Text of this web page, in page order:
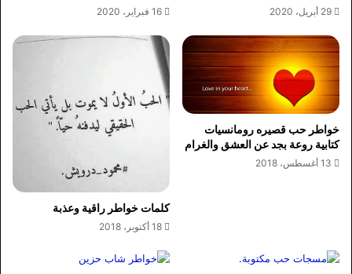
29 أبريل، 2020 16 فبراير، 2020
خواطر حب قصيره رومانسيات
كتابية روعة بجد عن العشق والغرام
13 أغسطس، 2018
كلمات خواطر راقية وعذبة
18 أكتوبر، 2018